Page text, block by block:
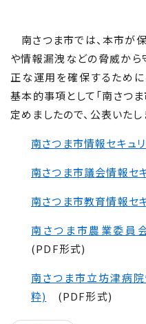
南さつま市では、本市が
や情報漏洩などの脅威から
正な運用を確保するため
基本的事項として「南さつ
定めましたので、公表いたし
南さつま市情報セキュ
南さつま市議会情報セ
南さつま市教育情報セ
南さつま市農業委員
(PDF形式)
南さつま市立坊津病
粋)
(PDF形式)